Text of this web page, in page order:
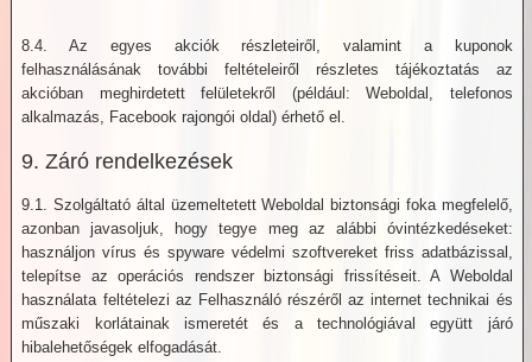
8.4. Az egyes akciók részleteiről, valamint a kuponok
felhasználásának további feltételeiről részletes tájékoztatás az
akcióban meghirdetett felületekről (például: Weboldal, telefonos
alkalmazás, Facebook rajongói oldal) érhető el.
9. Záró rendelkezések
9.1. Szolgáltató által üzemeltetett Weboldal biztonsági foka megfelelő,
azonban javasoljuk, hogy tegye meg az alábbi óvintézkedéseket:
használjon vírus és spyware védelmi szoftvereket friss adatbázissal,
telepítse az operációs rendszer biztonsági frissítéseit. A Weboldal
használata feltételezi az Felhasználó részéről az internet technikai és
műszaki korlátainak ismeretét és a technológiával együtt járó
hibalehetőségek elfogadását.